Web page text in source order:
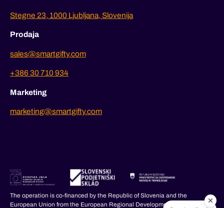
Stegne 23, 1000 Ljubljana, Slovenija
Prodaja
sales@smartgifty.com
+386 30 710 934
Marketing
marketing@smartgifty.com
The operation is co-financed by the Republic of Slovenia and the
European Union from the European Regional Development Fund.